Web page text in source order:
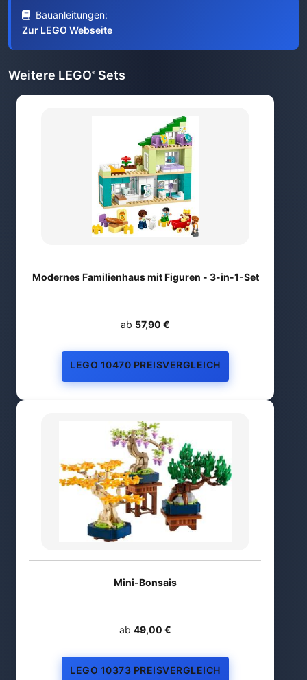
Bauanleitungen:
Zur LEGO Webseite
Weitere LEGO® Sets
Modernes Familienhaus mit Figuren - 3-in-1-Set
ab 57,90 €
LEGO 10470 PREISVERGLEICH
Mini-Bonsais
ab 49,00 €
LEGO 10373 PREISVERGLEICH